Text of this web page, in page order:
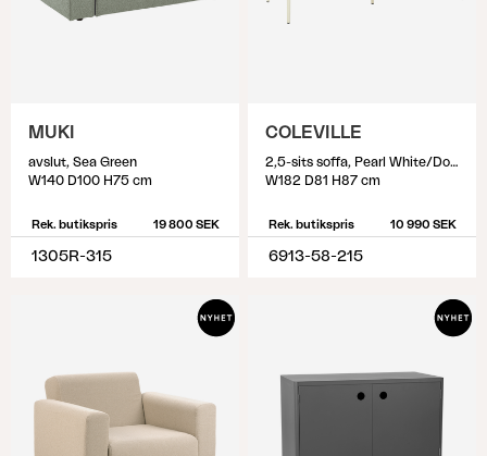
MUKI
avslut, Sea Green
W140 D100 H75 cm
Rek. butikspris 19 800 SEK
1305R-315
COLEVILLE
2,5-sits soffa, Pearl White/Dot Beige
W182 D81 H87 cm
Rek. butikspris 10 990 SEK
6913-58-215